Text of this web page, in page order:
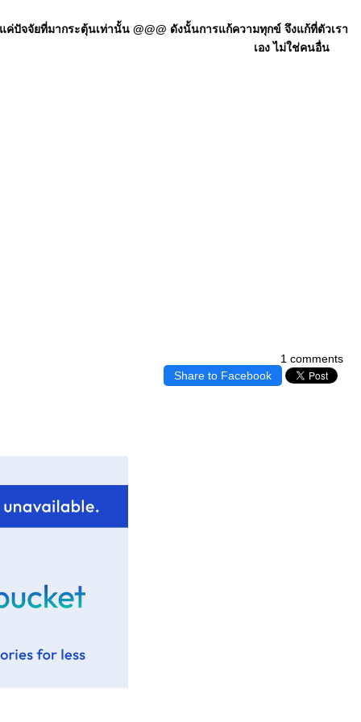
ปัจจัยที่มากระตุ้นเท่านั้น @@@ ดังนั้นการแก้ความทุกข์ จึงแก้ที่ตัวเรา
เอง ไม่ใช่คนอื่น
1 comments
Share to Facebook